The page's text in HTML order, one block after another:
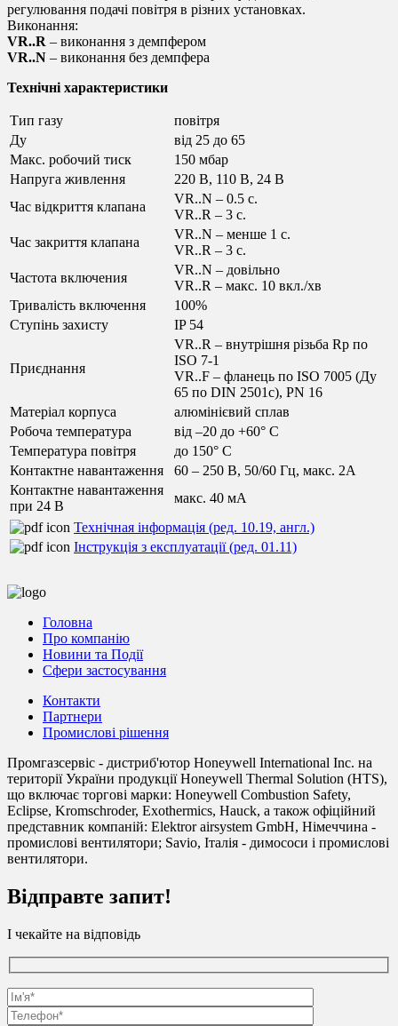
регулювання подачі повітря в різних установках.
Виконання:
VR..R – виконання з демпфером
VR..N – виконання без демпфера
Технічні характеристики
Тип газу
повітря
Ду
від 25 до 65
Макс. робочий тиск
150 мбар
Напруга живлення
220 В, 110 В, 24 В
Час відкриття клапана
VR..N – 0.5 с.
VR..R – 3 с.
Час закриття клапана
VR..N – менше 1 с.
VR..R – 3 c.
Частота включения
VR..N – довільно
VR..R – макс. 10 вкл./хв
Тривалість включення
100%
Ступінь захисту
IP 54
Приєднання
VR..R – внутрішня різьба Rp по
ISO 7-1
VR..F – фланець по ISO 7005 (Ду
65 по DIN 2501с), PN 16
Матеріал корпуса
алюмінієвий сплав
Робоча температура
від –20 до +60° C
Температура повітря
до 150° C
Контактне навантаження
60 – 250 В, 50/60 Гц, макс. 2А
Контактне навантаження
при 24 В
макс. 40 мА
Технічная інформація (ред. 10.19, англ.)
Інструкція з експлуатації (ред. 01.11)
Головна
Про компанію
Новини та Події
Сфери застосування
Контакти
Партнери
Промислові рішення
Промгазсервіс - дистриб'ютор Honeywell International Inc. на
території України продукції Honeywell Thermal Solution (HTS),
що включає торгові марки: Honeywell Combustion Safety,
Eclipse, Kromschroder, Exothermics, Hauck, а також офіційний
представник компаній: Elektror airsystem GmbH, Німеччина -
промислові вентилятори; Savio, Італія - димососи і промислові
вентилятори.
Відправте запит!
І чекайте на відповідь